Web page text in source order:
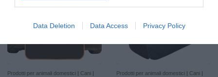
Data Deletion Data Access Privacy Policy
Prodotti per animali domestici | Cani |
Prodotti per animali domestici | Cani |